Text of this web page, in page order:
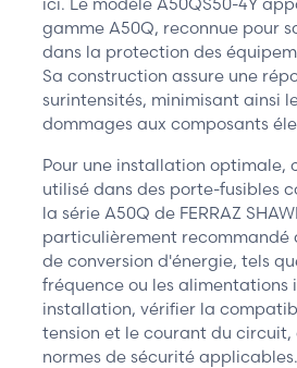
gamme A50Q, reconnue pour
dans la protection des
Sa construction assure une
surintensités, minimisant ainsi
dommages aux composants
Pour une installation optimale,
utilisé dans des porte-fusibles
la série A50Q de FERRAZ
particulièrement recommandé
de conversion d'énergie, tels
fréquence ou les alimentations
installation, vérifier la
tension et le courant du circuit,
normes de sécurité